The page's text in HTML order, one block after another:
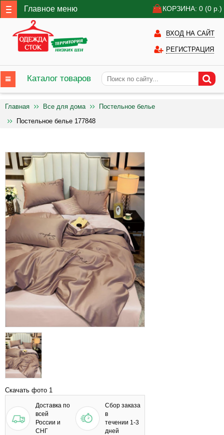
Главное меню КОРЗИНА: 0 (0 р.)
ВХОД НА САЙТ
РЕГИСТРАЦИЯ
Каталог товаров
Главная Все для дома
Постельное белье
Постельное белье 177848
Скачать фото 1
Доставка по
всей
России и
СНГ
Сбор заказа
в
течении 1-3
дней